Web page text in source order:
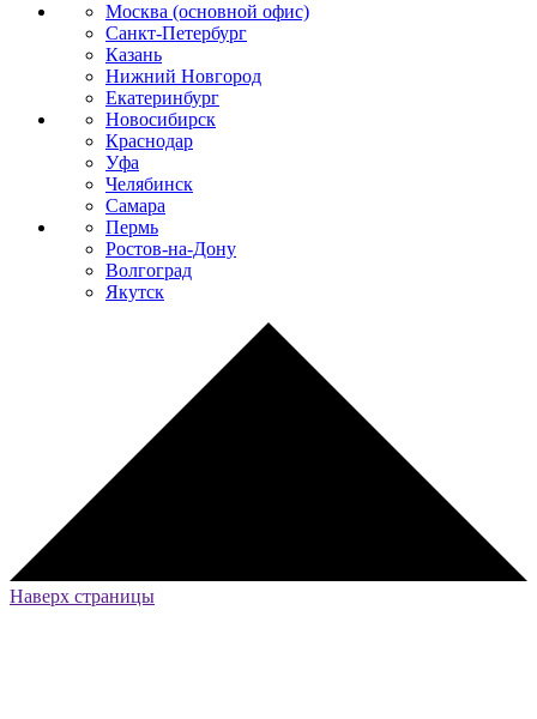
Москва (основной офис)
Санкт-Петербург
Казань
Нижний Новгород
Екатеринбург
Новосибирск
Краснодар
Уфа
Челябинск
Самара
Пермь
Ростов-на-Дону
Волгоград
Якутск
Наверх страницы